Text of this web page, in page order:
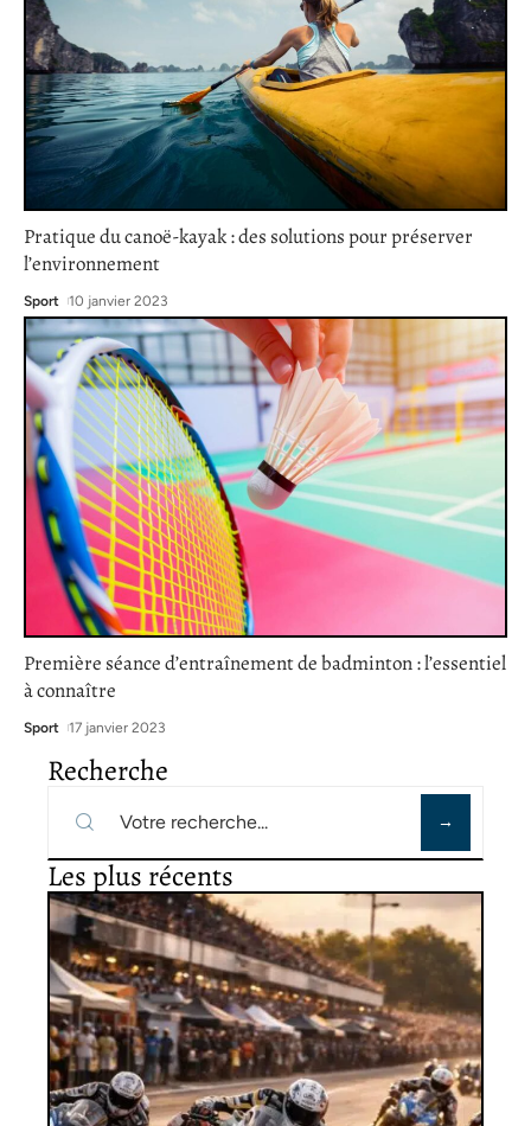
Pratique du canoë-kayak : des solutions pour préserver
l’environnement
Sport 10 janvier 2023
Première séance d’entraînement de badminton : l’essentiel
à connaître
Sport 17 janvier 2023
Recherche
Les plus récents